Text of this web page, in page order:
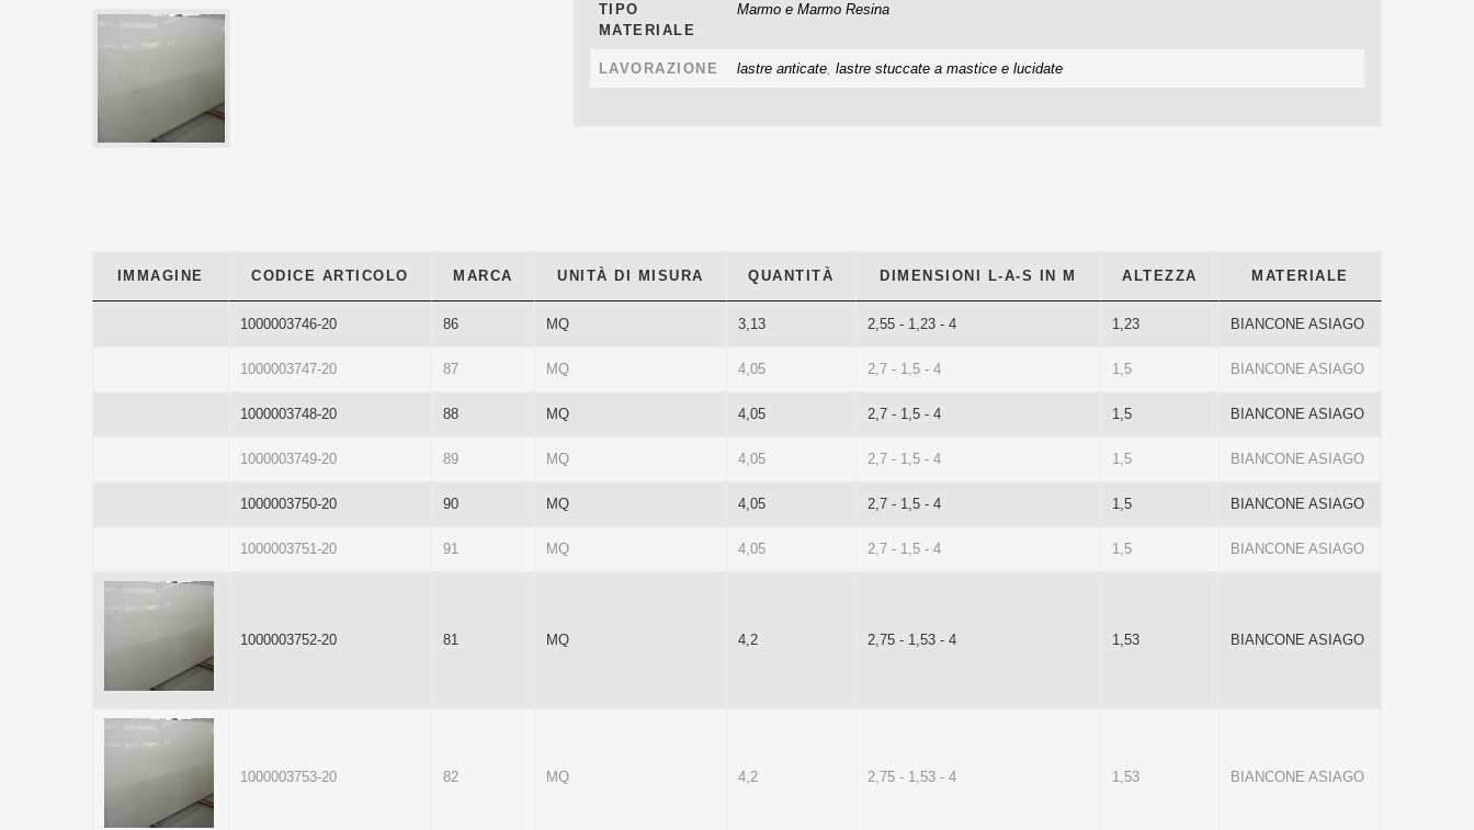
TIPO
MATERIALE
Marmo e Marmo Resina
LAVORAZIONE lastre anticate, lastre stuccate a mastice e lucidate
IMMAGINE CODICE ARTICOLO MARCA UNITÀ DI MISURA QUANTITÀ DIMENSIONI L-A-S IN M ALTEZZA MATERIALE
1000003746-20 86 MQ 3,13 2,55 - 1,23 - 4 1,23 BIANCONE ASIAGO
1000003747-20 87 MQ 4,05 2,7 - 1,5 - 4 1,5 BIANCONE ASIAGO
1000003748-20 88 MQ 4,05 2,7 - 1,5 - 4 1,5 BIANCONE ASIAGO
1000003749-20 89 MQ 4,05 2,7 - 1,5 - 4 1,5 BIANCONE ASIAGO
1000003750-20 90 MQ 4,05 2,7 - 1,5 - 4 1,5 BIANCONE ASIAGO
1000003751-20 91 MQ 4,05 2,7 - 1,5 - 4 1,5 BIANCONE ASIAGO
1000003752-20 81 MQ 4,2 2,75 - 1,53 - 4 1,53 BIANCONE ASIAGO
1000003753-20 82 MQ 4,2 2,75 - 1,53 - 4 1,53 BIANCONE ASIAGO